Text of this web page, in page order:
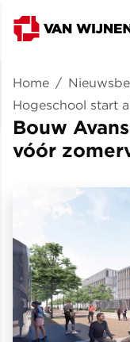
Home /
Hogeschool start
Bouw
vóór